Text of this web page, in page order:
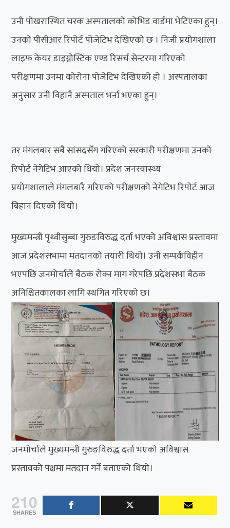
उनी पोखरास्थित चरक अस्पतालको कोभिड वार्डमा भेटिएका हुन्।
उनको पीसीआर रिपोर्ट पोजेटिभ देखिएको छ । निजी प्रयोगशाला
लाइफ केयर डाइग्नोस्टिक एण्ड रिसर्च सेन्टरमा गरिएको
परीक्षणमा उनमा कोरोना पोजेटिभ देखिएको हो । अस्पतालका
अनुसार उनी विहानै अस्पताल भर्ना भएका हुन्।
तर मंगलबार सबै सांसदसँग गरिएको सरकारी परीक्षणमा उनको
रिपोर्ट नेगेटिभ आएको थियो। प्रदेश जनस्वास्थ्य
प्रयोगशालाले मंगलबारै गरिएको परीक्षणको नेगेटिभ रिपाेर्ट आज
बिहान दिएको थियाे।
मुख्यमन्त्री पृथ्वीसुब्बा गुरुङविरुद्ध दर्ता भएको अविश्वास प्रस्तावमा
आज प्रदेशसभामा मतदानको तयारी थियो। उनी सम्पर्कविहीन
भएपछि जनमोर्चाले बैठक रोक्न माग गरेपछि प्रदेशसभा बैठक
अनिश्चितकालका लागि स्थगित गरिएको छ।
जनमोर्चाले मुख्यमन्त्री गुरुङविरुद्ध दर्ता भएको अविश्वास
प्रस्तावको पक्षमा मतदान गर्ने बताएको थियो।
210
SHARES